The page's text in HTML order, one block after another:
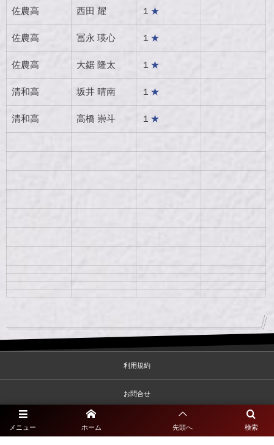
佐農高 西田 耀 １ ★
佐農高 冨永 瑛心 １ ★
佐農高 大鋸 隆太 １ ★
清和高 坂井 晴南 １ ★
清和高 高橋 崇斗 １ ★
メニュー 検索
ホーム 先頭へ
利用規約
お問合せ